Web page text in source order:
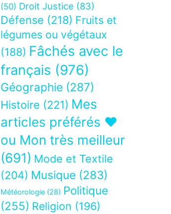
(50) Droit Justice (83)
Défense (218) Fruits et
légumes ou végétaux
(188) Fâchés avec le
français (976)
Géographie (287)
Histoire (221) Mes
articles préférés ❤
ou Mon très meilleur
(691) Mode et Textile
(204) Musique (283)
Météorologie (28) Politique
(255) Religion (196)